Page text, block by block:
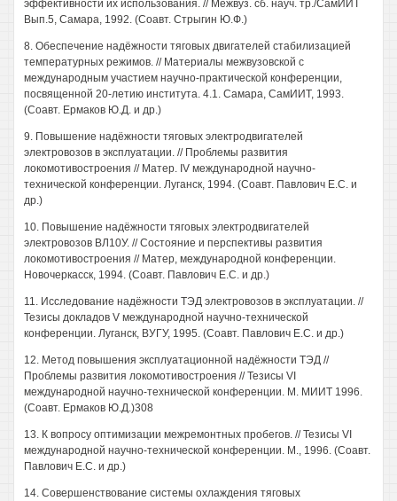
эффективности их использования. // Межвуз. сб. науч. тр./СамИИТ
Вып.5, Самара, 1992. (Соавт. Стрыгин Ю.Ф.)
8. Обеспечение надёжности тяговых двигателей стабилизацией
температурных режимов. // Материалы межвузовской с
международным участием научно-практической конференции,
посвященной 20-летию института. 4.1. Самара, СамИИТ, 1993.
(Соавт. Ермаков Ю.Д. и др.)
9. Повышение надёжности тяговых электродвигателей
электровозов в эксплуатации. // Проблемы развития
локомотивостроения // Матер. IV международной научно-
технической конференции. Луганск, 1994. (Соавт. Павлович Е.С. и
др.)
10. Повышение надёжности тяговых электродвигателей
электровозов ВЛ10У. // Состояние и перспективы развития
локомотивостроения // Матер, международной конференции.
Новочеркасск, 1994. (Соавт. Павлович Е.С. и др.)
11. Исследование надёжности ТЭД электровозов в эксплуатации. //
Тезисы докладов V международной научно-технической
конференции. Луганск, ВУГУ, 1995. (Соавт. Павлович Е.С. и др.)
12. Метод повышения эксплуатационной надёжности ТЭД //
Проблемы развития локомотивостроения // Тезисы VI
международной научно-технической конференции. М. МИИТ 1996.
(Соавт. Ермаков Ю.Д.)308
13. К вопросу оптимизации межремонтных пробегов. // Тезисы VI
международной научно-технической конференции. М., 1996. (Соавт.
Павлович Е.С. и др.)
14. Совершенствование системы охлаждения тяговых